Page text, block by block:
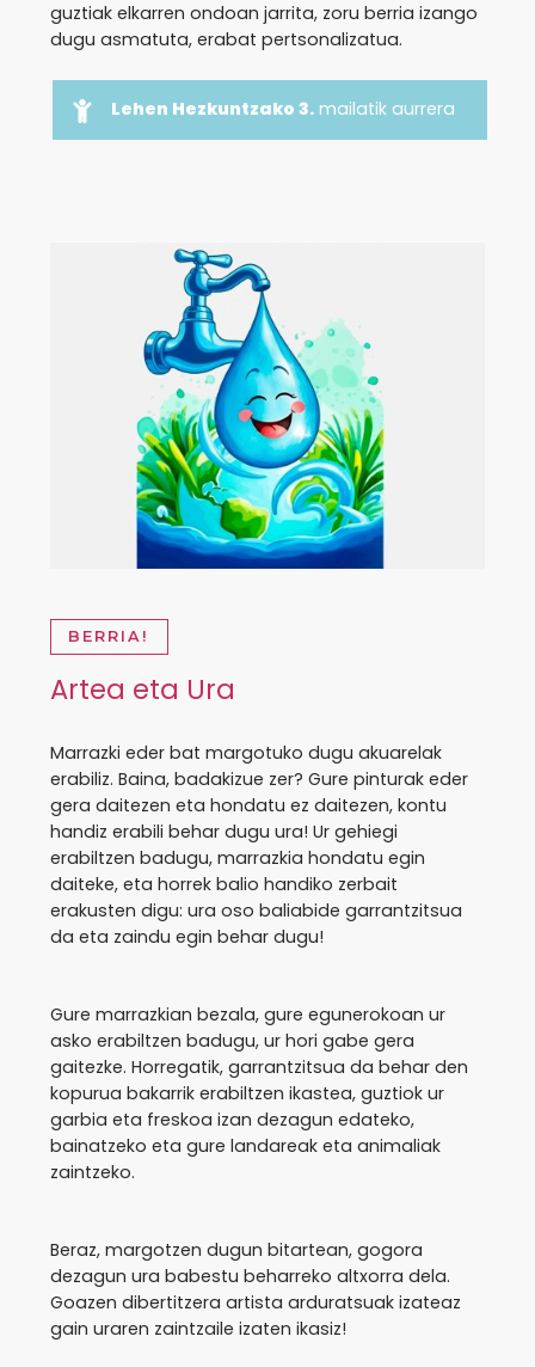
guztiak elkarren ondoan jarrita, zoru berria izango
dugu asmatuta, erabat pertsonalizatua.
Lehen Hezkuntzako 3.mailatik aurrera
BERRIA!
Artea eta Ura
Marrazki eder bat margotuko dugu akuarelak
erabiliz. Baina, badakizue zer? Gure pinturak eder
gera daitezen eta hondatu ez daitezen, kontu
handiz erabili behar dugu ura! Ur gehiegi
erabiltzen badugu, marrazkia hondatu egin
daiteke, eta horrek balio handiko zerbait
erakusten digu: ura oso baliabide garrantzitsua
da eta zaindu egin behar dugu!
Gure marrazkian bezala, gure egunerokoan ur
asko erabiltzen badugu, ur hori gabe gera
gaitezke. Horregatik, garrantzitsua da behar den
kopurua bakarrik erabiltzen ikastea, guztiok ur
garbia eta freskoa izan dezagun edateko,
bainatzeko eta gure landareak eta animaliak
zaintzeko.
Beraz, margotzen dugun bitartean, gogora
dezagun ura babestu beharreko altxorra dela.
Goazen dibertitzera artista arduratsuak izateaz
gain uraren zaintzaile izaten ikasiz!